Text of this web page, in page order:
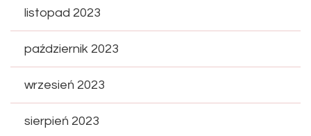
listopad 2023
październik 2023
wrzesień 2023
sierpień 2023